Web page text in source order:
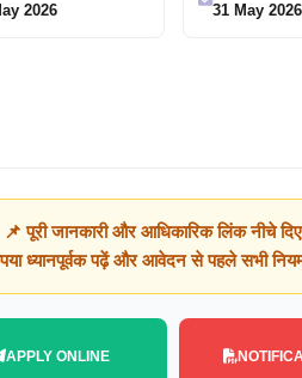
2026 31 May 2026
📌 पूरी जानकारी और आधिकारिक लिंक नीचे
ध्यानपूर्वक पढ़ें और आवेदन से पहले सभी
APPLY ONLINE